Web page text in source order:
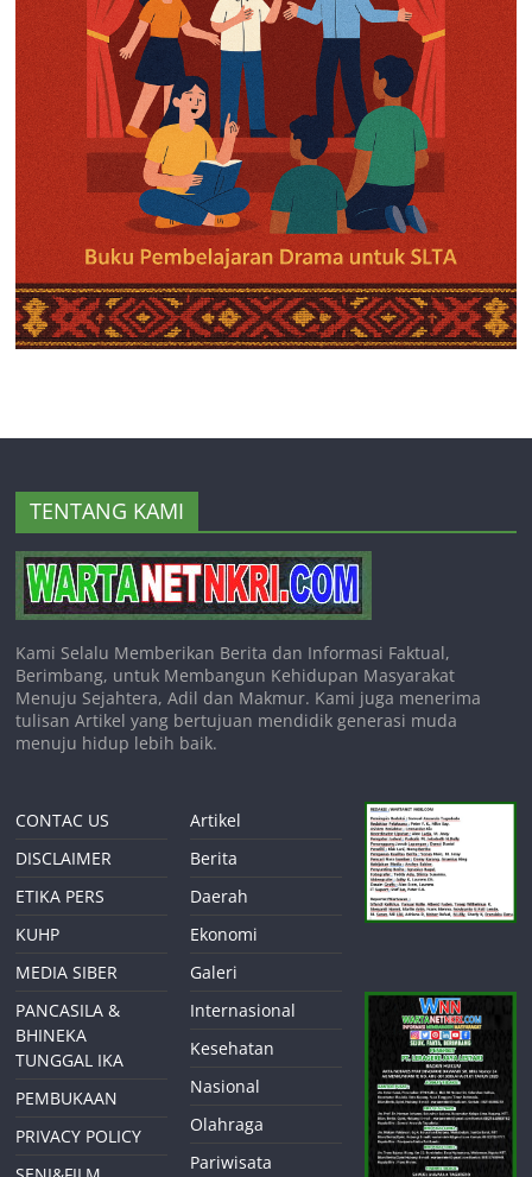
TENTANG KAMI
Kami Selalu Memberikan Berita dan Informasi Faktual,
Berimbang, untuk Membangun Kehidupan Masyarakat
Menuju Sejahtera, Adil dan Makmur. Kami juga menerima
tulisan Artikel yang bertujuan mendidik generasi muda
menuju hidup lebih baik.
CONTAC US
DISCLAIMER
ETIKA PERS
KUHP
MEDIA SIBER
PANCASILA &
BHINEKA
TUNGGAL IKA
PEMBUKAAN
PRIVACY POLICY
Artikel
Berita
Daerah
Ekonomi
Galeri
Internasional
Kesehatan
Nasional
Olahraga
Pariwisata